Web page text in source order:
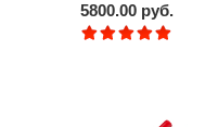
5800.00 руб.